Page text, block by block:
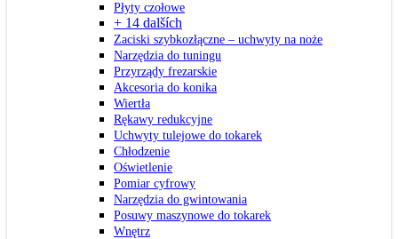
Płyty czołowe
+ 14 dalších
Zaciski szybkozłączne – uchwyty na noże
Narzędzia do tuningu
Przyrządy frezarskie
Akcesoria do konika
Wiertła
Rękawy redukcyjne
Uchwyty tulejowe do tokarek
Chłodzenie
Oświetlenie
Pomiar cyfrowy
Narzędzia do gwintowania
Posuwy maszynowe do tokarek
Wnętrz